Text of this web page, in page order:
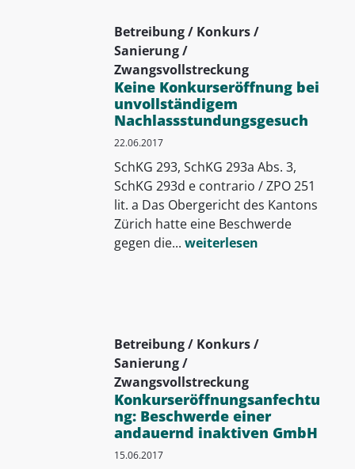
Betreibung / Konkurs /
Sanierung /
Zwangsvollstreckung
Keine Konkurseröffnung bei
unvollständigem
Nachlassstundungsgesuch
22.06.2017
SchKG 293, SchKG 293a Abs. 3,
SchKG 293d e contrario / ZPO 251
lit. a Das Obergericht des Kantons
Zürich hatte eine Beschwerde
gegen die... weiterlesen
Betreibung / Konkurs /
Sanierung /
Zwangsvollstreckung
Konkurseröffnungsanfechtu
ng: Beschwerde einer
andauernd inaktiven GmbH
15.06.2017